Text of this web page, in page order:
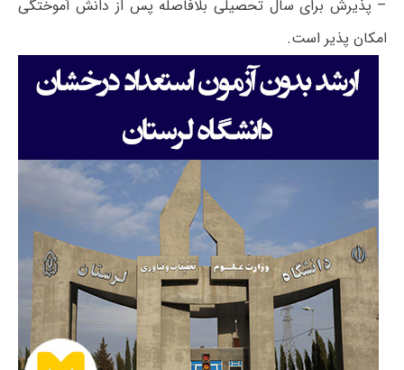
– پذیرش برای سال تحصیلی بلافاصله پس از دانش آموختگی
امکان پذیر است.